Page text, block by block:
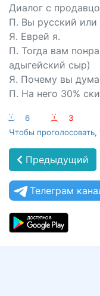
Диалог с
П. Вы русский или
Я. Еврей я.
П. Тогда вам
адыгейский сыр)
Я. Почему вы
П. На него 30%
:-) 6 :-(
3
Чтобы
Предыдущий
Телеграм